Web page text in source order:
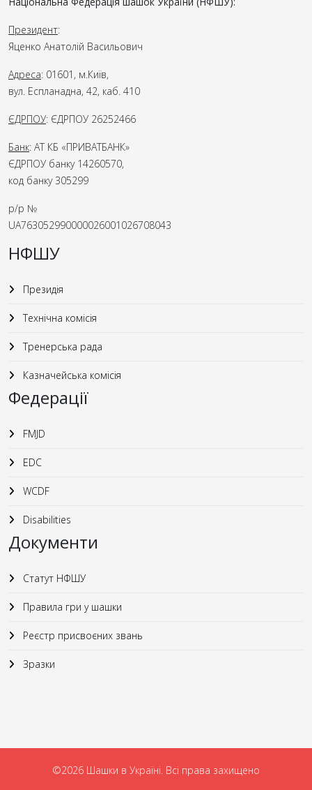
Президент:
Яценко Анатолій Васильович
Адреса: 01601, м.Київ,
вул. Еспланадна, 42, каб. 410
ЄДРПОУ: ЄДРПОУ 26252466
Банк: АТ КБ «ПРИВАТБАНК»
ЄДРПОУ банку 14260570,
код банку 305299
р/р №
UA763052990000026001026708043
НФШУ
Президія
Технічна комісія
Тренерська рада
Казначейська комісія
Федерації
FMJD
EDC
WCDF
Disabilities
Документи
Статут НФШУ
Правила гри у шашки
Реєстр присвоєних звань
Зразки
©2026 Шашки в Україні. Всі права захищено